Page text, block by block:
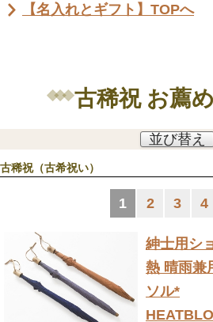
【名入れとギフト】TOPへ
古稀祝 お薦
並び替え
古稀祝（古希祝い）
1 2 3 4
紳士用シ
熱 晴雨兼
ソル*